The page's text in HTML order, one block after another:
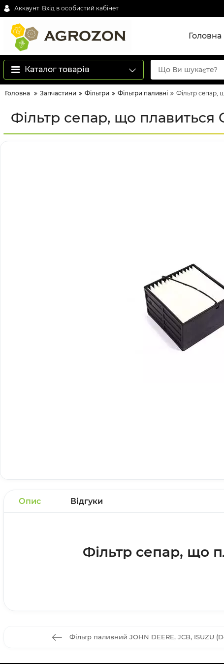
Аккаунт Вхід в особистий кабінет
Головна
Каталог товарів
Головна Запчастини Фільтри Фільтри паливні Фільтр сепар,
Фільтр сепар, що плавиться
Опис Відгуки
Фільтр сепар, що
Фільтр паливний JOHN DEERE, JCB, ISUZU